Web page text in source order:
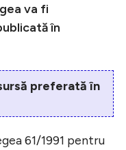
va fi
în
preferată în
61/1991 pentru